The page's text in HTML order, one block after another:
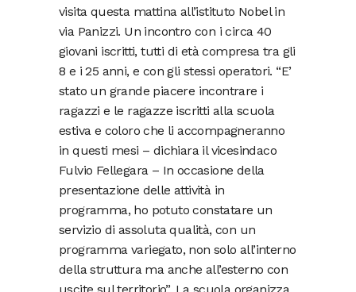
visita questa mattina all’istituto Nobel in
via Panizzi. Un incontro con i circa 40
giovani iscritti, tutti di età compresa tra gli
8 e i 25 anni, e con gli stessi operatori. “E’
stato un grande piacere incontrare i
ragazzi e le ragazze iscritti alla scuola
estiva e coloro che li accompagneranno
in questi mesi – dichiara il vicesindaco
Fulvio Fellegara – In occasione della
presentazione delle attività in
programma, ho potuto constatare un
servizio di assoluta qualità, con un
programma variegato, non solo all’interno
della struttura ma anche all’esterno con
uscite sul territorio”. La scuola organizza